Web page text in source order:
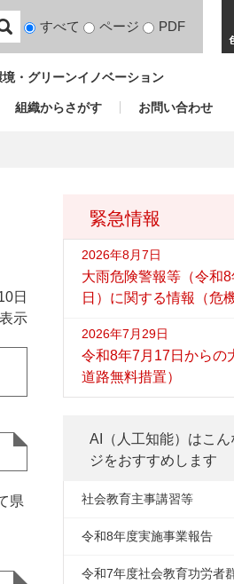
検
対
すべて ページ PDF
境・グリーンイノベーション
組織からさがす お問い合わせ
日
示
県
緊急情報
2026年8月7日
大雨危険警報等（令和
日）に関する情報（危
2026年7月29日
令和8年7月17日からの
道路無料措置）
AI（人工知能）はこん
ジをおすすめします
社会教育主事講習等
令和8年度実施事業報告
令和7年度社会教育功労者